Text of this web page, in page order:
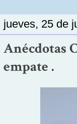
jueves, 25 de
Anécdotas
empate .